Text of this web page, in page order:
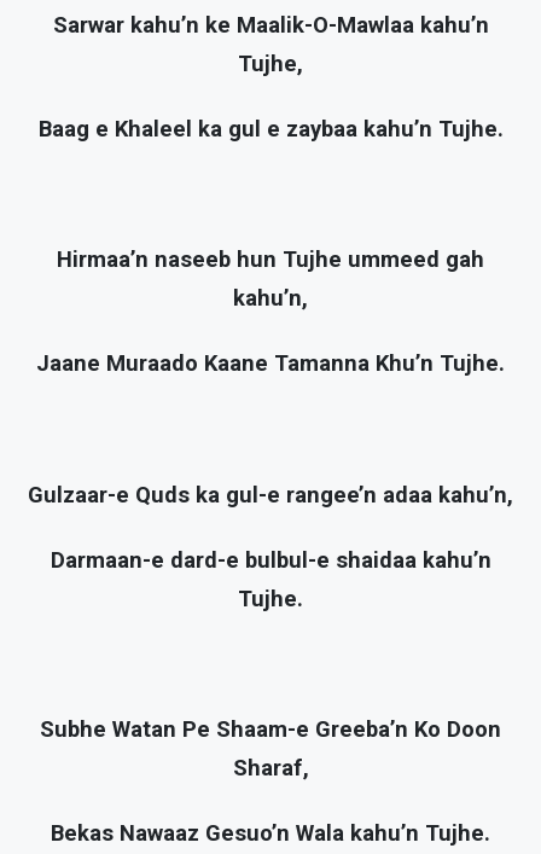
Sarwar kahu’n ke Maalik-O-Mawlaa kahu’n
Tujhe,
Baag e Khaleel ka gul e zaybaa kahu’n Tujhe.
Hirmaa’n naseeb hun Tujhe ummeed gah
kahu’n,
Jaane Muraado Kaane Tamanna Khu’n Tujhe.
Gulzaar-e Quds ka gul-e rangee’n adaa kahu’n,
Darmaan-e dard-e bulbul-e shaidaa kahu’n
Tujhe.
Subhe Watan Pe Shaam-e Greeba’n Ko Doon
Sharaf,
Bekas Nawaaz Gesuo’n Wala kahu’n Tujhe.